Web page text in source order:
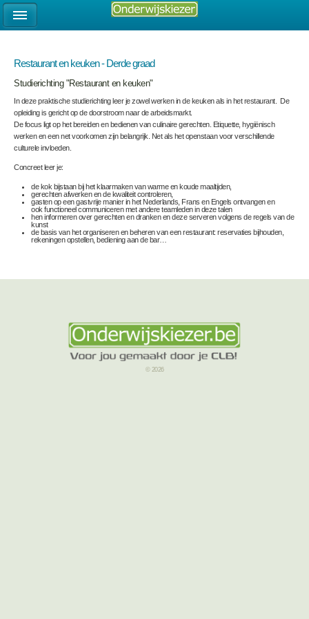
Restaurant en keuken - Derde graad
Studierichting "Restaurant en keuken"
In deze praktische studierichting leer je zowel werken in de keuken als in het restaurant. De
opleiding is gericht op de doorstroom naar de arbeidsmarkt.
De focus ligt op het bereiden en bedienen van culinaire gerechten. Etiquette, hygiënisch
werken en een net voorkomen zijn belangrijk. Net als het openstaan voor verschillende
culturele invloeden.
Concreet leer je:
de kok bijstaan bij het klaarmaken van warme en koude maaltijden,
gerechten afwerken en de kwaliteit controleren,
gasten op een gastvrije manier in het Nederlands, Frans en Engels ontvangen en
ook functioneel communiceren met andere teamleden in deze talen
hen informeren over gerechten en dranken en deze serveren volgens de regels van de
kunst
de basis van het organiseren en beheren van een restaurant: reservaties bijhouden,
rekeningen opstellen, bediening aan de bar…
© 2026